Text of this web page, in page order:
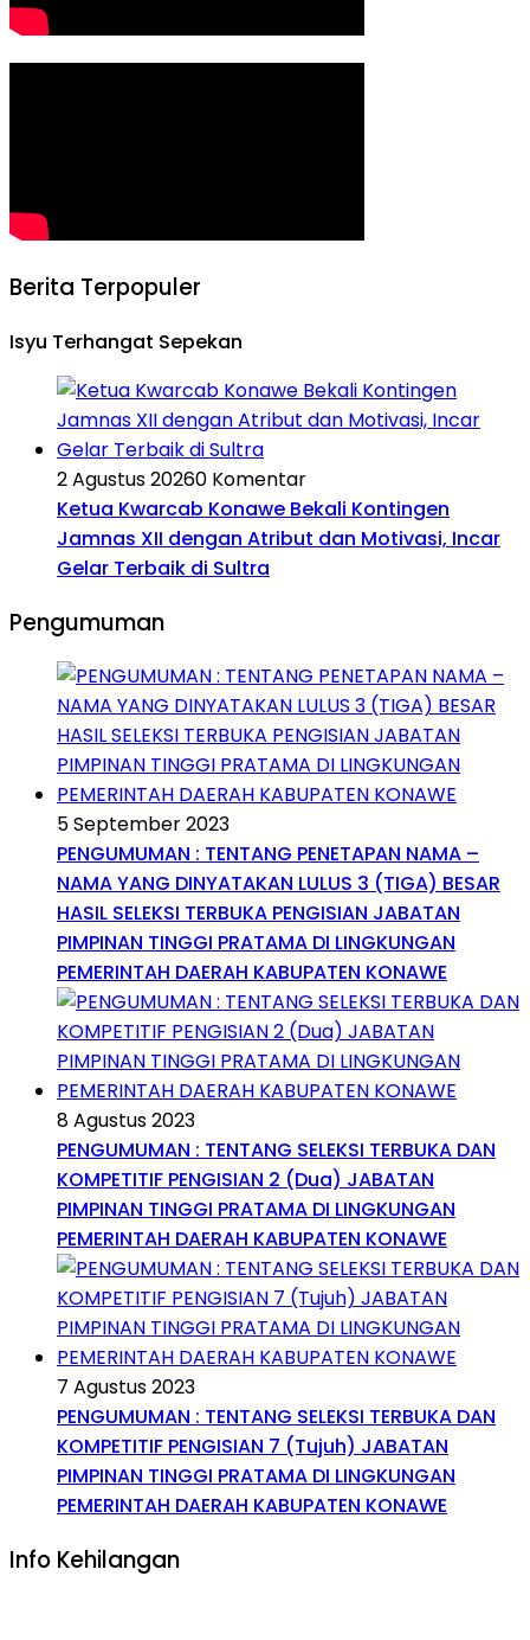
Berita Terpopuler
Isyu Terhangat Sepekan
2 Agustus 20260 Komentar
Ketua Kwarcab Konawe Bekali Kontingen
Jamnas XII dengan Atribut dan Motivasi, Incar
Gelar Terbaik di Sultra
Pengumuman
5 September 2023
PENGUMUMAN : TENTANG PENETAPAN NAMA –
NAMA YANG DINYATAKAN LULUS 3 (TIGA) BESAR
HASIL SELEKSI TERBUKA PENGISIAN JABATAN
PIMPINAN TINGGI PRATAMA DI LINGKUNGAN
PEMERINTAH DAERAH KABUPATEN KONAWE
8 Agustus 2023
PENGUMUMAN : TENTANG SELEKSI TERBUKA DAN
KOMPETITIF PENGISIAN 2 (Dua) JABATAN
PIMPINAN TINGGI PRATAMA DI LINGKUNGAN
PEMERINTAH DAERAH KABUPATEN KONAWE
7 Agustus 2023
PENGUMUMAN : TENTANG SELEKSI TERBUKA DAN
KOMPETITIF PENGISIAN 7 (Tujuh) JABATAN
PIMPINAN TINGGI PRATAMA DI LINGKUNGAN
PEMERINTAH DAERAH KABUPATEN KONAWE
Info Kehilangan